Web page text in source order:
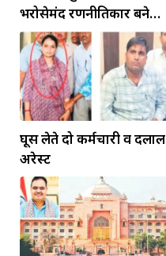
भरोसेमंद रणनीतिकार बने
रहेंगे गोविंद मोहन
घूस लेते दो कर्मचारी व दलाल
अरेस्ट